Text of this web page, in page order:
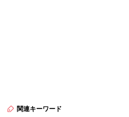
関連キーワード